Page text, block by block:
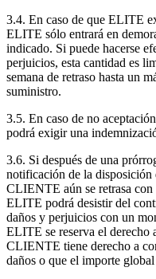
3.4. En caso de que ELITE
ELITE sólo entrará en
indicado. Si puede hacerse
perjuicios, esta cantidad es
semana de retraso hasta un
suministro.
3.5. En caso de no
podrá exigir una
3.6. Si después de una
notificación de la disposición
CLIENTE aún se retrasa con
ELITE podrá desistir del
daños y perjuicios con un
ELITE se reserva el derecho
CLIENTE tiene derecho a
daños o que el importe